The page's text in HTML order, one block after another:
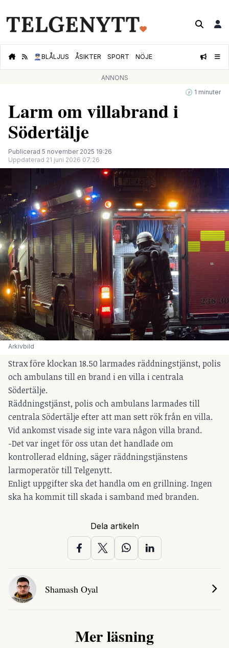
👮🏻‍♂️BLÅLJUS ÅSIKTER SPORT NÖJE
ANNONS
🕝 1 minuter
Larm om villabrand i
Södertälje
Publicerad 5 november 2025 19:26
Uppdaterad 21 juni 2026 07:26
Arkivbild
Strax före klockan 18.50 larmades räddningstjänst, polis
och ambulans till en brand i en villa i centrala
Södertälje.
Räddningstjänst, polis och ambulans larmades till
centrala Södertälje efter att man sett rök från en villa.
Vid ankomst visade sig inte vara någon villa brand.
-Det var inget för oss utan det handlade om
kontrollerad eldning, säger räddningstjänstens
larmoperatör till Telgenytt.
Enligt uppgifter ska det handla om en grillning. Ingen
ska ha kommit till skada i samband med branden.
Dela artikeln
Shamash Oyal
Mer läsning